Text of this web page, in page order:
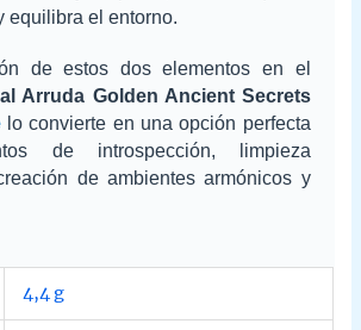
equilibra el entorno.
de estos dos elementos en el
Arruda Golden Ancient Secrets
lo convierte en una opción perfecta
de introspección, limpieza
de ambientes armónicos y
4,4 g